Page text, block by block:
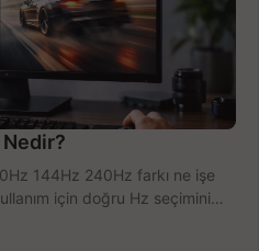
Nedir?
144Hz 240Hz farkı ne işe
için doğru Hz seçimini